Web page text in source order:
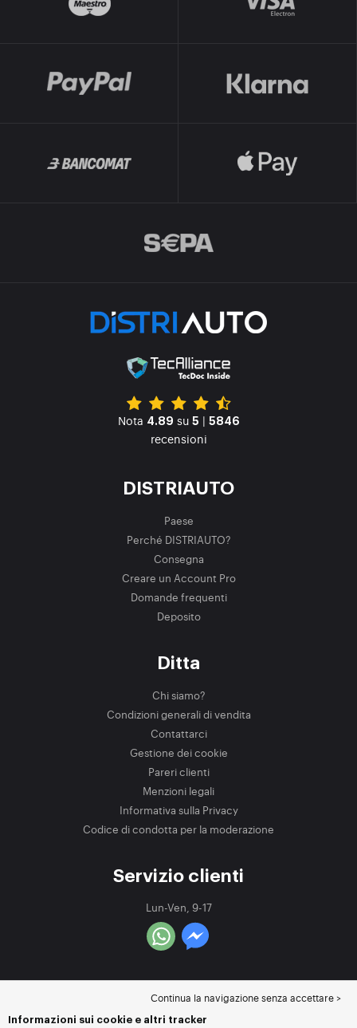
Nota 4.89 su 5 | 5846
recensioni
DISTRIAUTO
Paese
Perché DISTRIAUTO?
Consegna
Creare un Account Pro
Domande frequenti
Deposito
Ditta
Chi siamo?
Condizioni generali di vendita
Contattarci
Gestione dei cookie
Pareri clienti
Menzioni legali
Informativa sulla Privacy
Codice di condotta per la moderazione
Servizio clienti
Lun-Ven, 9-17
Continua la navigazione senza accettare >
Informazioni sui cookie e altri tracker